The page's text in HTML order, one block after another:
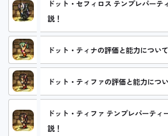
ドット・セフィロス テンプレパーテ
説！
ドット・ティナの評価と能力につい
ドット・ティファの評価と能力につ
ドット・ティファ テンプレパーティ
説！